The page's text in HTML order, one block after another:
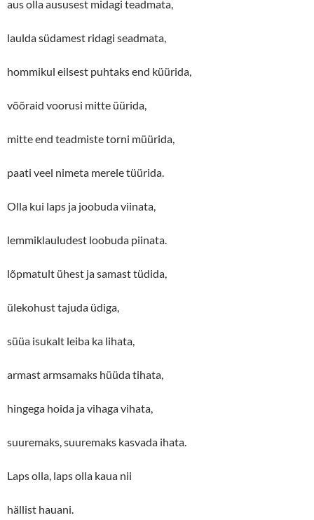
aus olla aususest midagi teadmata,
laulda südamest ridagi seadmata,
hommikul eilsest puhtaks end küürida,
võõraid voorusi mitte üürida,
mitte end teadmiste torni müürida,
paati veel nimeta merele tüürida.
Olla kui laps ja joobuda viinata,
lemmiklauludest loobuda piinata.
lõpmatult ühest ja samast tüdida,
ülekohust tajuda üdiga,
süüa isukalt leiba ka lihata,
armast armsamaks hüüda tihata,
hingega hoida ja vihaga vihata,
suuremaks, suuremaks kasvada ihata.
Laps olla, laps olla kaua nii
hällist hauani.